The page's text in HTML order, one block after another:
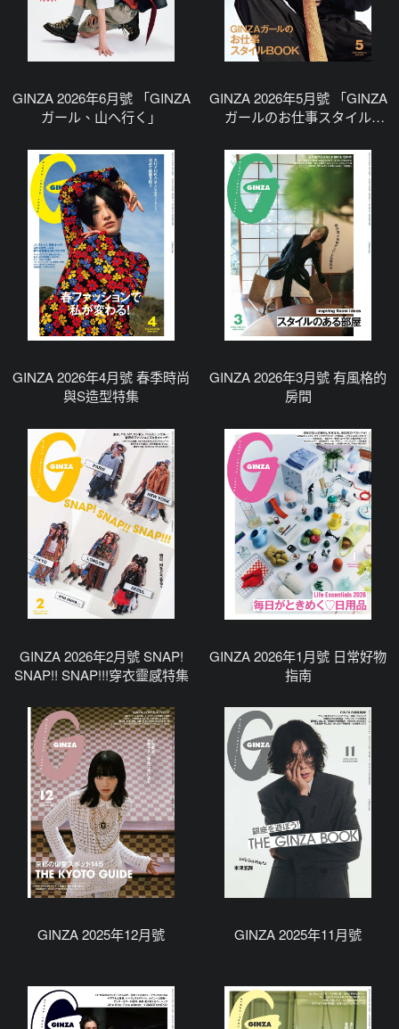
GINZA 2026年6月號 「GINZA
ガール、山へ行く」
GINZA 2026年5月號 「GINZA
ガールのお仕事スタイル
GINZA 2026年4月號 春季時尚
與S造型特集
GINZA 2026年3月號 有風格的
房間
GINZA 2026年2月號 SNAP!
SNAP!! SNAP!!!穿衣靈感特集
GINZA 2026年1月號 日常好物
指南
GINZA 2025年12月號 GINZA 2025年11月號